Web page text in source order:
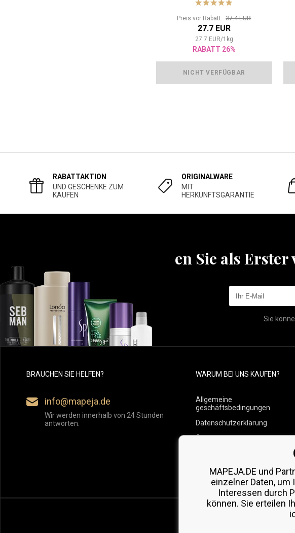
Preis vor Rabatt:37.4 EUR
27.7 EUR
27.7 EUR/1 kg
RABATT 26%
NICHT VERFÜGBAR
RABATTAKTION
UND GESCHENKE ZUM
KAUFEN
ORIGINALWARE
MIT
HERKUNFTSGARANTIE
Erfahren Sie als
Sie
BRAUCHEN SIE HELFEN?
info@mapeja.de
Wir werden innerhalb von 24 Stunden
antworten.
WARUM BEI UNS KAUFEN?
Allgemeine
geschäftsbedingungen
Datenschutzerklärung
Übersicht über Zahlungen und
MAPEJA.DE und
einzelner Daten,
Interessen durch
können. Sie erteilen